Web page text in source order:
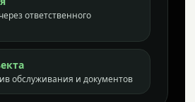
ответственного
обслуживания и документов